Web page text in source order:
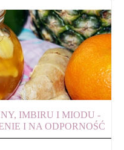
IMBIRU I MIODU -
I NA ODPORNOŚĆ